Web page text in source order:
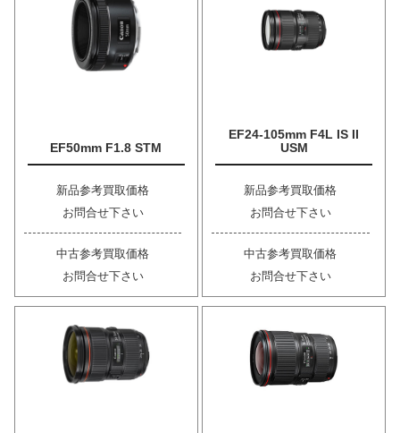
EF50mm F1.8 STM
新品参考買取価格
お問合せ下さい
中古参考買取価格
お問合せ下さい
EF24-105mm F4L IS II
USM
新品参考買取価格
お問合せ下さい
中古参考買取価格
お問合せ下さい